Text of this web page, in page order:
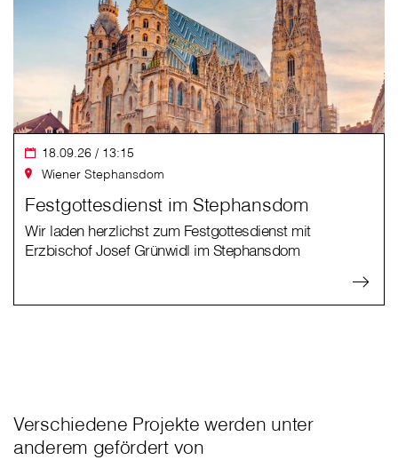
18.09.26 / 13:15
Wiener Stephansdom
Festgottesdienst im Stephansdom
Wir laden herzlichst zum Festgottesdienst mit
Erzbischof Josef Grünwidl im Stephansdom
Verschiedene Projekte werden unter
anderem gefördert von